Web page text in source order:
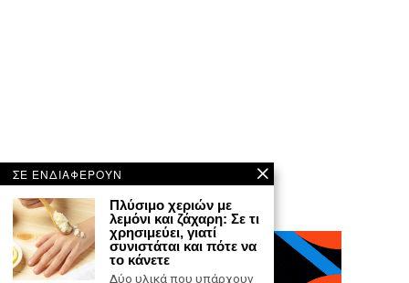
ΣΕ ΕΝΔΙΑΦΕΡΟΥΝ
Πλύσιμο χεριών με
λεμόνι και ζάχαρη: Σε τι
χρησιμεύει, γιατί
συνιστάται και πότε να
το κάνετε
Δύο υλικά που υπάρχουν